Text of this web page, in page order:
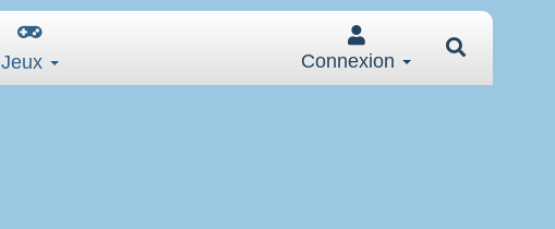
Jeux Connexion